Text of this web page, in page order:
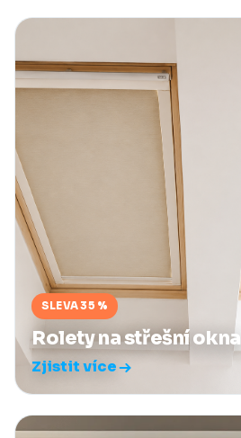
SLEVA 35 %
Rolety na střešní okna
Zjistit více